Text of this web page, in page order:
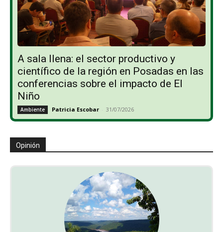
A sala llena: el sector productivo y
científico de la región en Posadas en las
conferencias sobre el impacto de El
Niño
Ambiente Patricia Escobar - 31/07/2026
Opinión